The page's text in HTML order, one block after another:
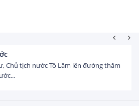
ĐẦU TƯ
đăng ký vào Việt Nam đạt gần 25 tỷ
tháng...